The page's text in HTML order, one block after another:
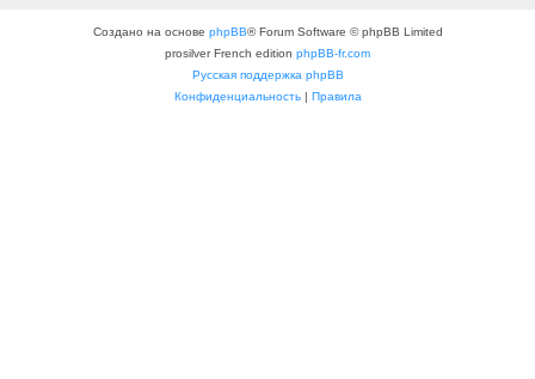
Создано на основе phpBB® Forum Software © phpBB Limited
prosilver French edition phpBB-fr.com
Русская поддержка phpBB
Конфиденциальность| Правила